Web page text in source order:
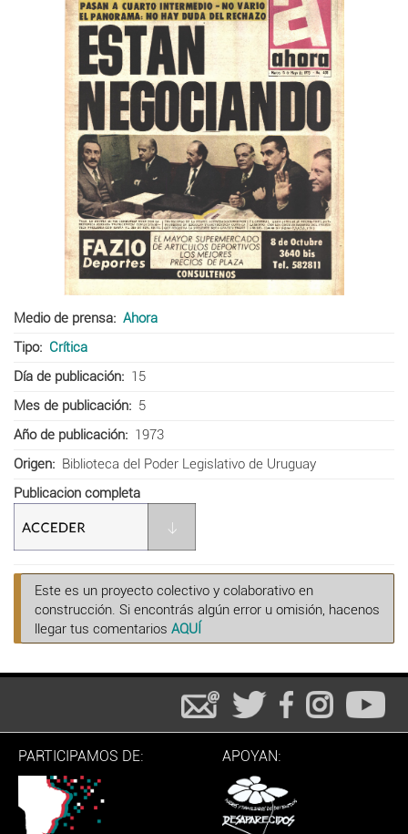
Medio de prensa
Ahora
Tipo
Crítica
Día de publicación
15
Mes de publicación
5
Año de publicación
1973
Origen
Biblioteca del Poder Legislativo de Uruguay
Publicacion completa
Este es un proyecto colectivo y colaborativo en
construcción. Si encontrás algún error u omisión, hacenos
llegar tus comentarios AQUÍ
PARTICIPAMOS DE: APOYAN: